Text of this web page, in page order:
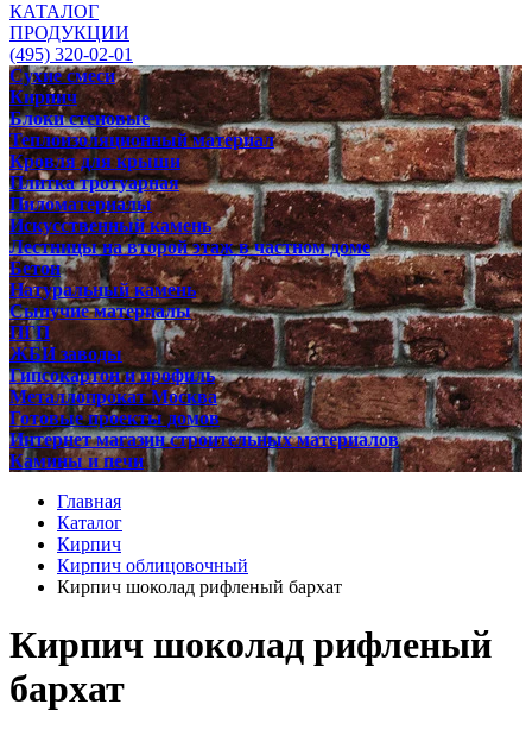
КАТАЛОГ
ПРОДУКЦИИ
(495) 320-02-01
Сухие смеси
Кирпич
Блоки стеновые
Теплоизоляционный материал
Кровля для крыши
Плитка тротуарная
Пиломатериалы
Искусственный камень
Лестницы на второй этаж в частном доме
Бетон
Натуральный камень
Сыпучие материалы
ПГП
ЖБИ заводы
Гипсокартон и профиль
Металлопрокат Москва
Готовые проекты домов
Интернет магазин строительных материалов
Камины и печи
Главная
Каталог
Кирпич
Кирпич облицовочный
Кирпич шоколад рифленый бархат
Кирпич шоколад рифленый
бархат